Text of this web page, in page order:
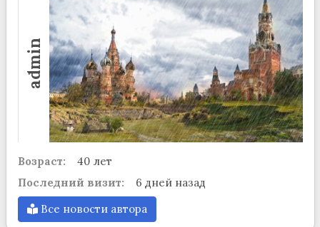
admin
Возраст:
40 лет
Последний визит:
6 дней назад
Все новости автора